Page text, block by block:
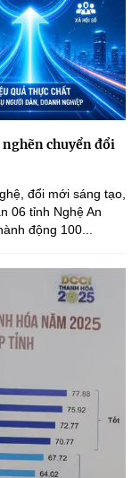
nghẽn chuyển đổi
đổi mới sáng tạo,
06 tỉnh Nghệ An
động 100...